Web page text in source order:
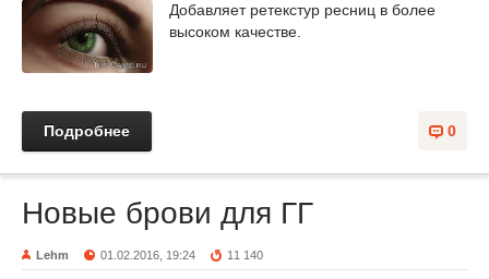
Добавляет ретекстур ресниц в более
высоком качестве.
0
Подробнее
Новые брови для ГГ
Lehm 01.02.2016, 19:24 11 140